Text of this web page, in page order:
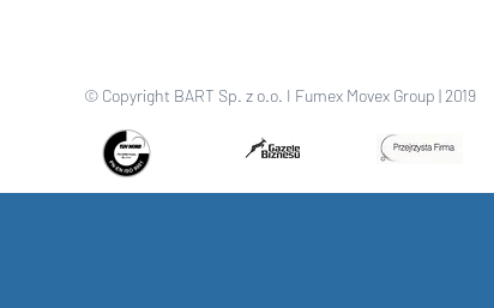
© Copyright BART Sp. z o.o. I Fumex Movex Group | 2019